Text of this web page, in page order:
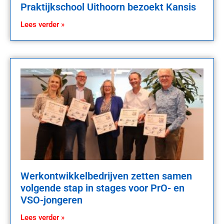
Praktijkschool Uithoorn bezoekt Kansis
Lees verder »
Werkontwikkelbedrijven zetten samen
volgende stap in stages voor PrO- en
VSO-jongeren
Lees verder »